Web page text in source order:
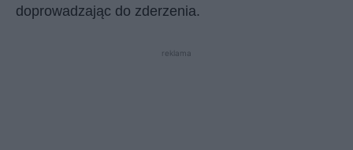
doprowadzając do zderzenia.
reklama